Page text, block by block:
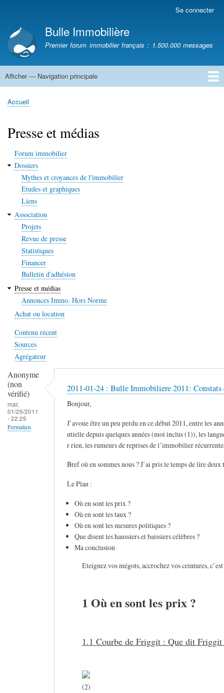
contenu
principal
compte
de
l'utilisateur
Se connecter
Bulle Immobilière
Premier forum immobilier français : 1.500.000 messages
Navigation
Afficher — Navigation principale
Accueil
Fil
Accueil
Presse et médias
Forum immobilier
Dossiers
Mythes et croyances de l'immobilier
Etudes et graphiques
Liens
Association
Projets
Revue de presse
Statistiques
Financer
Bulletin d'adhésion
Presse et médias
Annonces Immo. Hors Norme
Achat ou location
Contenu récent
Sources
Agrégateur
Anonyme
(non
vérifié)
mar,
01/25/2011
- 22:25
Permalien
2011-01-24 : Bulle Immobiliere 2011: Constats
Bonjour,
J’avoue être un peu perdu en ce début 2011, entre les
ntielle depuis quelques années (moi inclus (1)), les
r rien, les rumeurs de reprises de l’immobilier
Bref où en sommes nous ? J’ai pris le temps de lire
Le Plan :
Où en sont les prix ?
Où en sont les taux ?
Où en sont les mesures politiques ?
Que disent les haussiers et baissiers célèbres ?
Ma conclusion
Eteignez vos mégots, accrochez vos ceintures,
1 Où en sont les prix ?
1.1 Courbe de Friggit : Que dit Friggit
(2)